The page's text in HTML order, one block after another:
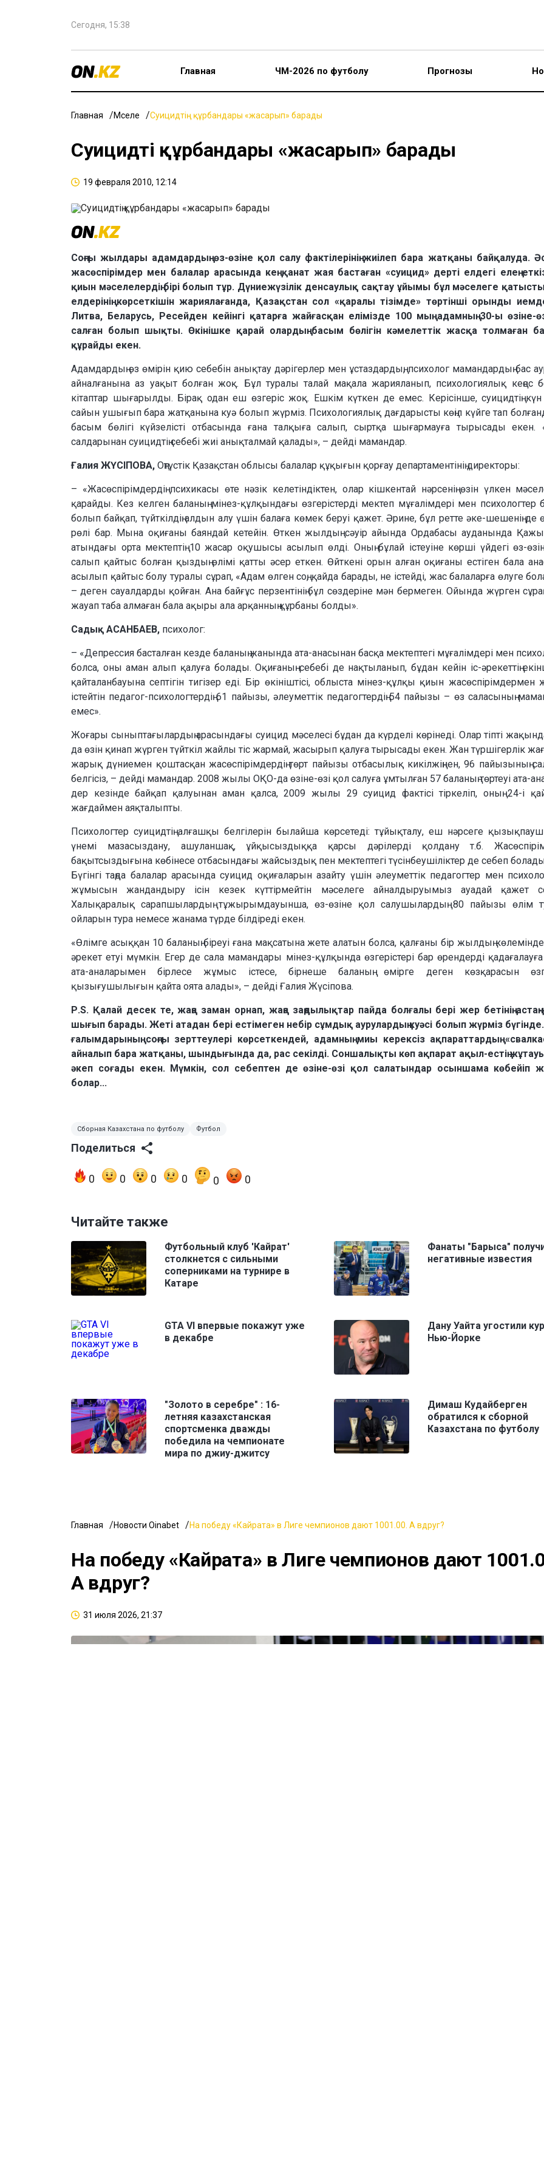
Сегодня, 15:38
Главная ЧМ-2026 по футболу Прогнозы
Главная Мәселе Суицидтің құрбандары «жасарып» барады
Суицидтің құрбандары «жасарып» барады
19 февраля 2010, 12:14
Соңғы жылдары адамдардың өз-өзіне қол салу фактілерінің жиілеп бара жатқаны байқалуда.
жасөспірімдер мен балалар арасында кең қанат жая бастаған «суицид» дерті елдегі елең
қиын мәселелердің бірі болып тұр. Дүниежүзілік денсаулық сақтау ұйымы бұл мәселеге
елдерінің көрсеткішін жариялағанда, Қазақстан сол «қаралы тізімде» төртінші орынды
Литва, Беларусь, Ресейден кейінгі қатарға жайғасқан елімізде 100 мың адамның 30-ы өзіне-
салған болып шықты. Өкінішке қарай олардың басым бөлігін кәмелеттік жасқа толмаған
құрайды екен.
Адамдардың өз өмірін қию себебін анықтау дәрігерлер мен ұстаздардың, психолог мамандардың бас
айналғанына аз уақыт болған жоқ. Бұл туралы талай мақала жарияланып, психологиялық кеңес
кітаптар шығарылды. Бірақ одан еш өзгеріс жоқ. Ешкім күткен де емес. Керісінше, суицидтің күн
сайын ушығып бара жатқанына куә болып жүрміз. Психологиялық дағдарысты көңіл күйге тап
басым бөлігі күйзелісті отбасында ғана талқыға салып, сыртқа шығармауға тырысады екен.
салдарынан суицидтің себебі жиі анықталмай қалады», – дейді мамандар.
Ғалия ЖҮСІПОВА, Оңтүстік Қазақстан облысы балалар құқығын қорғау департаментінің директоры:
– «Жасөспірімдердің психикасы өте нәзік келетіндіктен, олар кішкентай нәрсенің өзін үлкен
қарайды. Кез келген баланың мінез-құлқындағы өзгерістерді мектеп мұғалімдері мен психологтер
болып байқап, түйткілдің алдын алу үшін балаға көмек беруі қажет. Әрине, бұл ретте әке-шешенің де
рөлі бар. Мына оқиғаны баяндай кетейін. Өткен жылдың сәуір айында Ордабасы ауданында
атындағы орта мектептің 10 жасар оқушысы асылып өлді. Оның бұлай істеуіне көрші үйдегі өз-
салып қайтыс болған қыздың өлімі қатты әсер еткен. Өйткені орын алған оқиғаны естіген бала
асылып қайтыс болу туралы сұрап, «Адам өлген соң, қайда барады, не істейді, жас балаларға өлуге
– деген сауалдарды қойған. Ана байғұс перзентінің бұл сөздеріне мән бермеген. Ойында жүрген
жауап таба алмаған бала ақыры ала арқанның құрбаны болды».
Садық АСАНБАЕВ, психолог:
– «Депрессия басталған кезде баланың жанында ата-анасынан басқа мектептегі мұғалімдері мен
болса, оны аман алып қалуға болады. Оқиғаның себебі де нақтыланып, бұдан кейін іс-әрекеттің
қайталанбауына септігін тигізер еді. Бір өкініштісі, облыста мінез-құлқы қиын
істейтін педагог-психологтердің 61 пайызы, әлеуметтік педагогтердің 54 пайызы – өз саласының
емес».
Жоғары сыныптағылардың арасындағы суицид мәселесі бұдан да күрделі көрінеді. Олар тіпті
да өзін қинап жүрген түйткіл жайлы тіс жармай, жасырып қалуға тырысады екен. Жан түршігерлік
жарық дүниемен қоштасқан жасөспірімдердің төрт пайызы отбасылық кикілжіңнен, 96 пайызының
белгісіз, – дейді мамандар. 2008 жылы ОҚО-да өзіне-өзі қол салуға ұмтылған 57 баланың төртеуі ата-
дер кезінде байқап қалуынан аман қалса, 2009 жылы 29 суицид фактісі тіркеліп, оның 24-і
жағдаймен аяқталыпты.
Психологтер суицидтің алғашқы белгілерін былайша көрсетеді: тұйықталу, еш нәрсеге
үнемі мазасыздану, ашуланшақ, ұйқысыздыққа қарсы дәрілерді қолдану т.б.
бақытсыздығына көбінесе отбасындағы жайсыздық пен мектептегі түсінбеушіліктер де себеп
Бүгінгі таңда балалар арасында суицид оқиғаларын азайту үшін әлеуметтік педагогтер мен
жұмысын жандандыру ісін кезек күттірмейтін мәселеге айналдыруымыз ауадай қажет
Халықаралық сарапшылардың тұжырымдауынша, өз-өзіне қол салушылардың 80 пайызы өлім
ойларын тура немесе жанама түрде білдіреді екен.
«Өлімге асыққан 10 баланың біреуі ғана мақсатына жете алатын болса, қалғаны бір жылдың
әрекет етуі мүмкін. Егер де сала мамандары мінез-құлқында өзгерістері бар өрендерді
ата-аналарымен бірлесе жұмыс істесе, бірнеше баланың өмірге деген көзқарасын
қызығушылығын қайта оята алады», – дейді Ғалия Жүсіпова.
Р.S. Қалай десек те, жаңа заман орнап, жаңа заңдылықтар пайда болғалы бері жер бетінің астаң-
шығып барады. Жеті атадан бері естімеген небір сұмдық аурулардың куәсі болып жүрміз
ғалымдарының соңғы зерттеулері көрсеткендей, адамның миы керексіз ақпараттардың
айналып бара жатқаны, шындығында да, рас секілді. Соншалықты көп ақпарат ақыл-естің
әкеп соғады екен. Мүмкін, сол себептен де өзіне-өзі қол салатындар осыншама көбейіп
болар...
Сборная Казахстана по футболу Футбол
Поделиться
0 0 0 0 0 0
Читайте также
Футбольный клуб 'Кайрат'
столкнется с сильными
соперниками на турнире в
Катаре
Фанаты "Барыса"
негативные известия
GTA VI впервые покажут уже
в декабре
Дану Уайта угостили
Нью-Йорке
"Золото в серебре" : 16-
летняя казахстанская
спортсменка дважды
победила на чемпионате
мира по джиу-джитсу
Димаш Кудайберген
обратился к сборной
Казахстана по футболу
Главная Новости Oinabet На победу «Кайрата» в Лиге чемпионов дают 1001.00. А вдруг?
На победу «Кайрата» в Лиге чемпионов дают
А вдруг?
31 июля 2026, 21:37